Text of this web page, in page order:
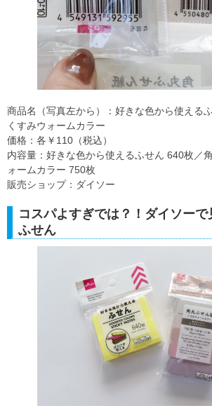
商品名（写真左から）：好きな色から使える
くすみウォームカラー
価格：各￥110（税込）
内容量：好きな色から使えるふせん 640枚／
ォームカラー 750枚
販売ショップ：ダイソー
コスパよすぎでは？！ダイソー
ふせん